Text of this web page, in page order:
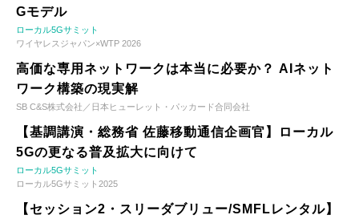
Gモデル
ローカル5Gサミット
ワイヤレスジャパン×WTP 2026
高価な専用ネットワークは本当に必要か？ AIネット
ワーク構築の現実解
SB C&S株式会社／日本ヒューレット・パッカード合同会社
【基調講演・総務省 佐藤移動通信企画官】ローカル
5Gの更なる普及拡大に向けて
ローカル5Gサミット
ローカル5Gサミット2025
【セッション2・スリーダブリュー/SMFLレンタル】